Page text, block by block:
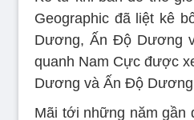
Geographic đã liệt kê
Dương, Ấn Độ Dương
quanh Nam Cực được
Dương và Ấn Độ
Mãi tới những năm gần